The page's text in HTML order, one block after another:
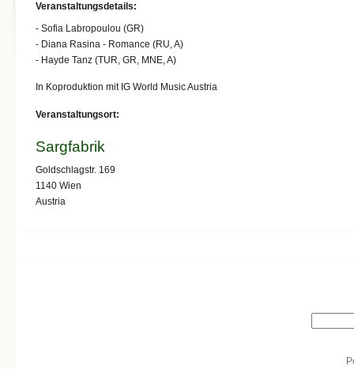
Veranstaltungsdetails:
- Sofia Labropoulou (GR)
- Diana Rasina - Romance (RU, A)
- Hayde Tanz (TUR, GR, MNE, A)
In Koproduktion mit IG World Music Austria
Veranstaltungsort:
Sargfabrik
Goldschlagstr. 169
1140 Wien
Austria